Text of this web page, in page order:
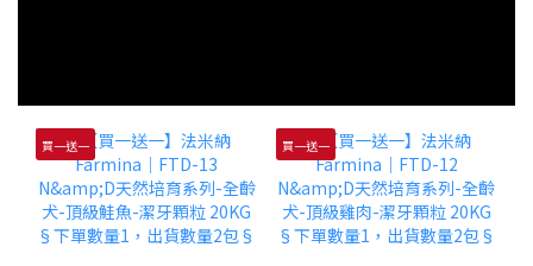
買一送一 買一送一